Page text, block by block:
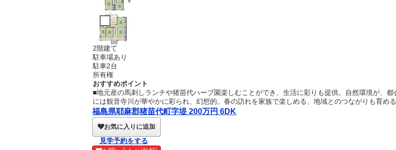
2階建て
駐車場あり
駐車2台
所有権
おすすめポイント
■地元産の馬刺しランチや猪苗代ハーブ園楽しむことができ、生活に彩りも提供。自然環境が、
には観音寺川が華やかに彩られ、幻想的。春の訪れを家族で楽しめる、地域とのつながりも育める
福島県耶麻郡猪苗代町字堤 200万円 6DK
お気に入りに追加
見学予約をする